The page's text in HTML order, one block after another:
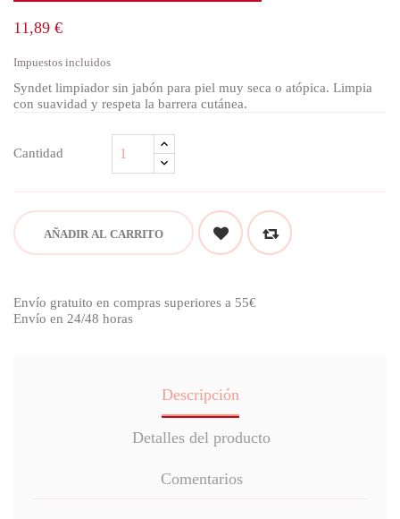
11,89 €
Impuestos incluidos
Syndet limpiador sin jabón para piel muy seca o atópica. Limpia
con suavidad y respeta la barrera cutánea.
Cantidad
AÑADIR AL CARRITO
Envío gratuito en compras superiores a 55€
Envío en 24/48 horas
Descripción
Detalles del producto
Comentarios